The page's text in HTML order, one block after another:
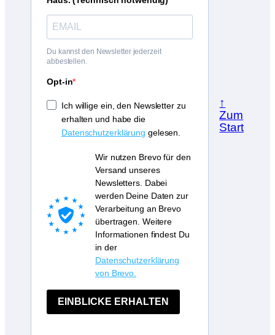
Du kannst den Newsletter jederzeit
abbestellen.
Opt-in
Ich willige ein, den Newsletter zu
erhalten und habe die
Datenschutzerklärung gelesen.
Wir nutzen Brevo für den
Versand unseres
Newsletters. Dabei
werden Deine Daten zur
Verarbeitung an Brevo
übertragen. Weitere
Informationen findest Du
in der
Datenschutzerklärung
von Brevo.
EINBLICKE ERHALTEN
↑
Zum
Start